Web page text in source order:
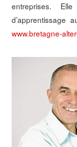
entreprises.
d’apprentissage
www.bretagne-